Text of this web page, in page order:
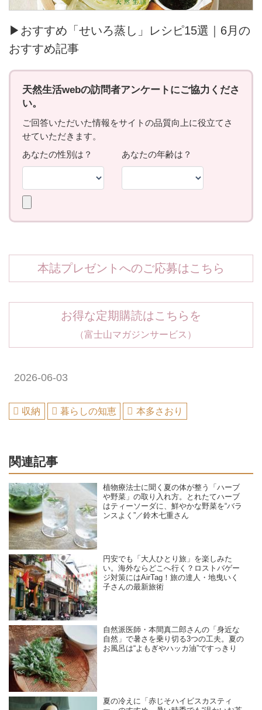
▶おすすめ「せいろ蒸し」レシピ15選｜6月の
おすすめ記事
本誌プレゼントへのご応募はこちら
お得な定期購読はこちらを
（富士山マガジンサービス）
2026-06-03
収納 暮らしの知恵 本多さおり
関連記事
植物療法士に聞く夏の体が整う「ハーブ
や野菜」の取り入れ方。とれたてハーブ
はティーソーダに、鮮やかな野菜を“バラ
ンスよく”／鈴木七重さん
円安でも「大人ひとり旅」を楽しみた
い。海外ならどこへ行く？ロストバゲー
ジ対策にはAirTag！旅の達人・地曳いく
子さんの最新旅術
自然派医師・本間真二郎さんの「身近な
自然」で暑さを乗り切る3つの工夫。夏の
お風呂は“よもぎやハッカ油”ですっきり
夏の冷えに「赤じそハイビスカスティ